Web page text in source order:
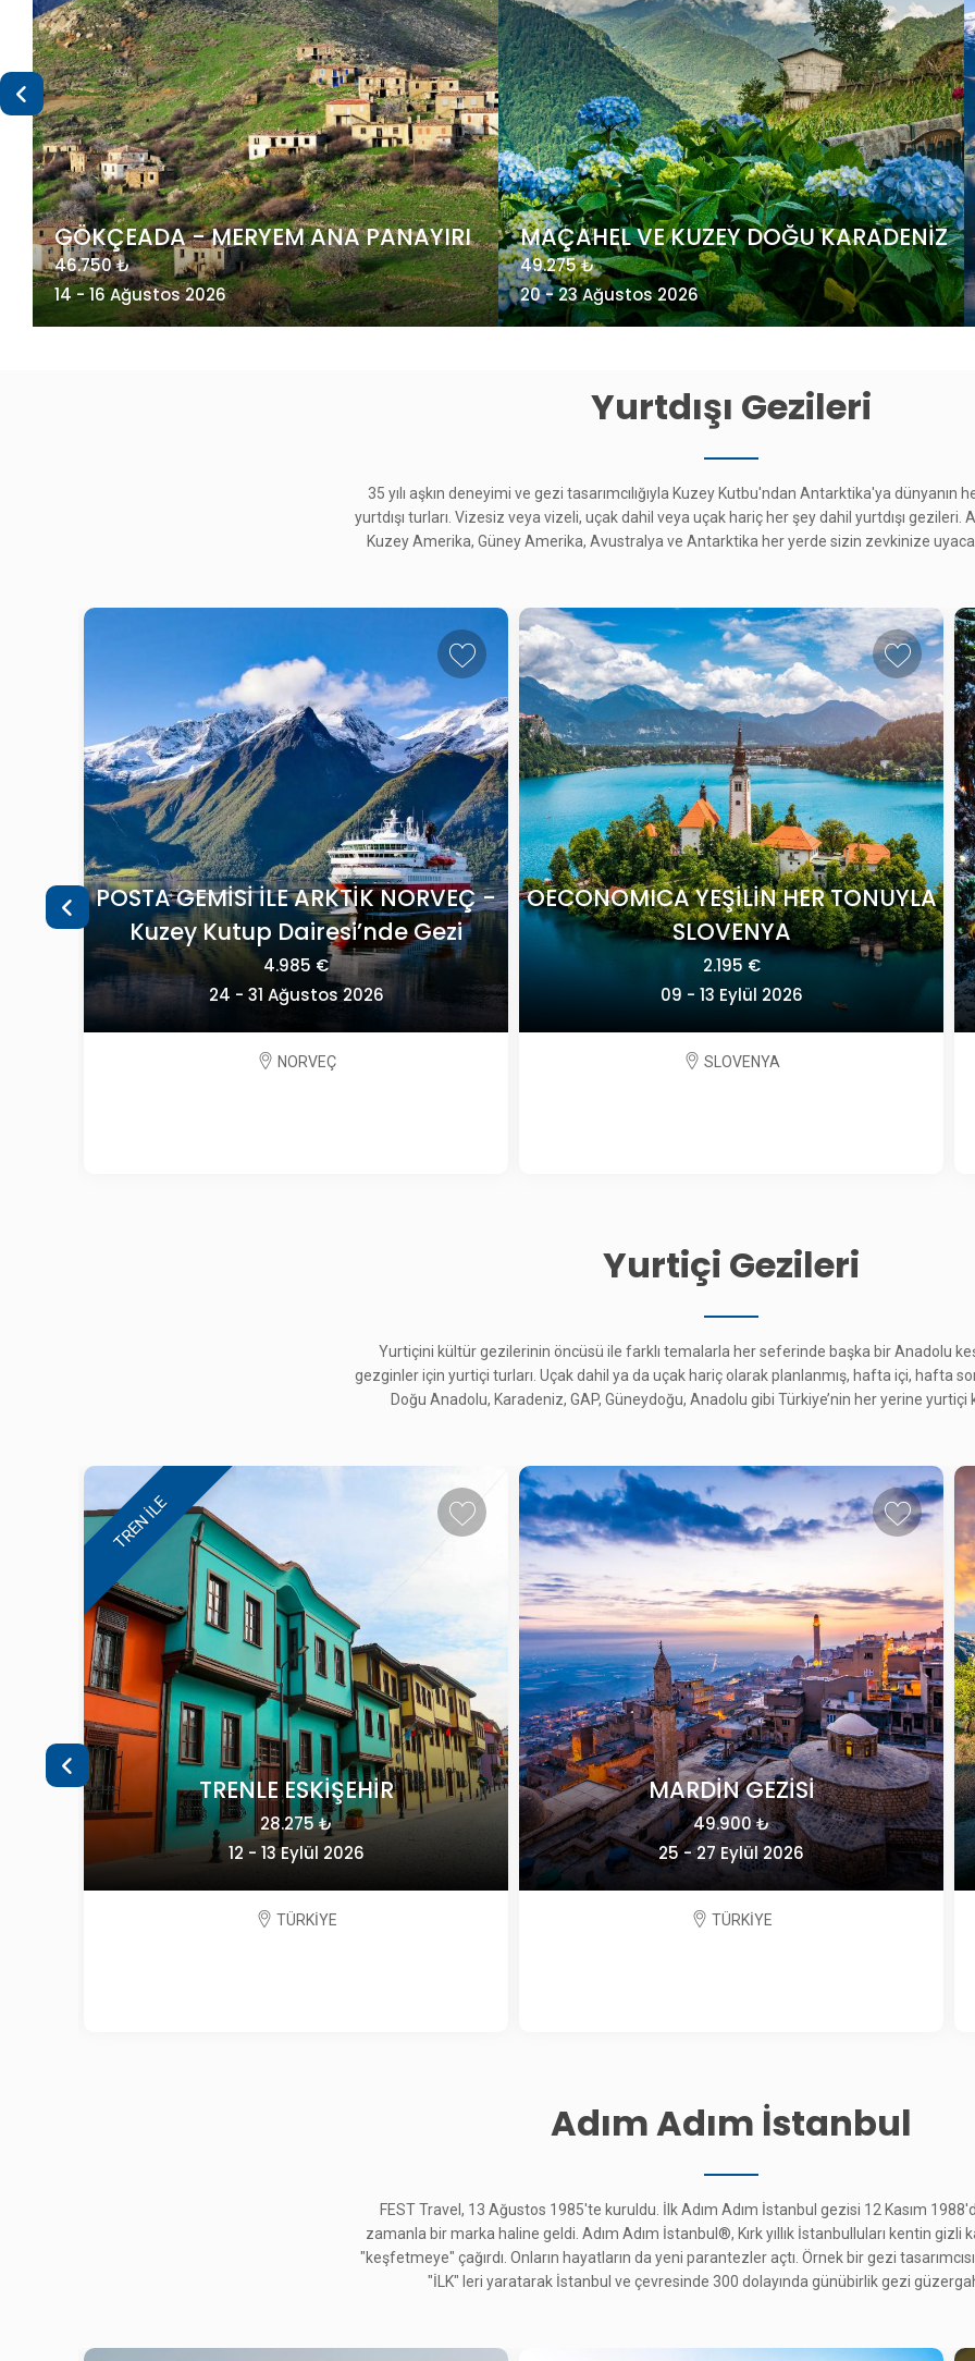
MAÇAHEL VE KUZEY DOĞU KARADENİZ
49.275 ₺
20 - 23 Ağustos 2026
POSTA GEMİSİ İLE ARKTİK NORVEÇ -
Kuzey Kutup Dairesi’nde Gezi
4.985 €
24 - 31 Ağustos 2026
Yurtdışı Gezileri
35 yılı aşkın deneyimi ve gezi tasarımcılığıyla Kuzey Kutbu'ndan Antarktika'ya dünyanın
yurtdışı turları. Vizesiz veya vizeli, uçak dahil veya uçak hariç her şey dahil yurtdışı gezileri.
Kuzey Amerika, Güney Amerika, Avustralya ve Antarktika her yerde sizin zevkinize
-
OECONOMICA YEŞİLİN HER TONUYLA
SLOVENYA
2.195 €
09 - 13 Eylül 2026
SLOVENYA
POLONYA'DA TARİH VE SANAT
2.825 €
24 Eylül - 01 Ekim 2026
POLONYA
Yurtiçi Gezileri
Yurtiçini kültür gezilerinin öncüsü ile farklı temalarla her seferinde başka bir Anadolu
gezginler için yurtiçi turları. Uçak dahil ya da uçak hariç olarak planlanmış, hafta içi, hafta
Doğu Anadolu, Karadeniz, GAP, Güneydoğu, Anadolu gibi Türkiye’nin her yerine yurtiçi
MARDİN GEZİSİ
49.900 ₺
25 - 27 Eylül 2026
TÜRKİYE
KLASİK KAPADOKYA
49.415 ₺
28 - 31 Ekim 2026
TÜRKİYE
Adım Adım İstanbul
FEST Travel, 13 Ağustos 1985'te kuruldu. İlk Adım Adım İstanbul gezisi 12 Kasım
zamanla bir marka haline geldi. Adım Adım İstanbul®, Kırk yıllık İstanbulluları kentin gizli
"keşfetmeye" çağırdı. Onların hayatların da yeni parantezler açtı. Örnek bir gezi
"İLK" leri yaratarak İstanbul ve çevresinde 300 dolayında günübirlik gezi